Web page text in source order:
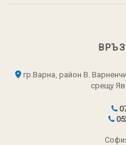
гр.Варна, район В.
срещу